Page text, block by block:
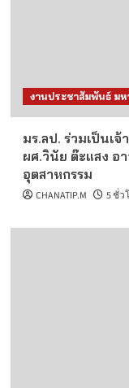
งานประชาสัมพันธ์ มห
มร.ลป. ร่วมเป็นเ
ผศ.วินัย ต๊ะแสง อ
อุตสาหกรรม
CHANATIP.M 5 ชั่ว